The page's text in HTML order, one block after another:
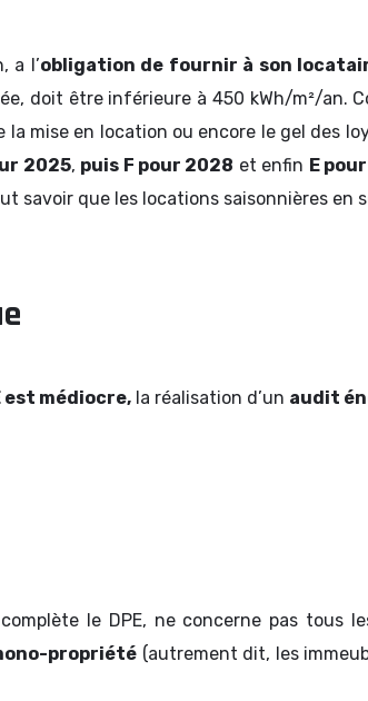
a l’obligation de fournir à son
doit être inférieure à 450 kWh/m²/an.
mise en location ou encore le gel des
2025, puis F pour 2028 et enfin E
savoir que les locations saisonnières en
médiocre, la réalisation d’un audit
le DPE, ne concerne pas tous
propriété (autrement dit, les